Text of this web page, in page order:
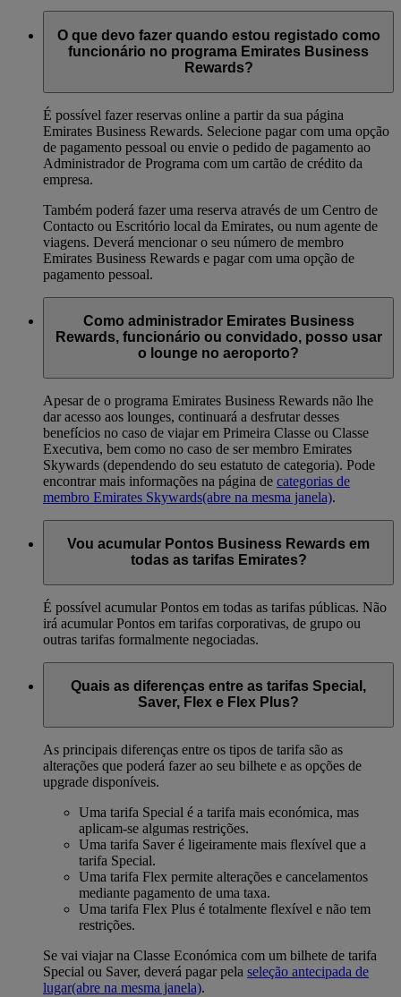
O que devo fazer quando estou registado como
funcionário no programa Emirates Business
Rewards?
É possível fazer reservas online a partir da sua página
Emirates Business Rewards. Selecione pagar com uma opção
de pagamento pessoal ou envie o pedido de pagamento ao
Administrador de Programa com um cartão de crédito da
empresa.
Também poderá fazer uma reserva através de um Centro de
Contacto ou Escritório local da Emirates, ou num agente de
viagens. Deverá mencionar o seu número de membro
Emirates Business Rewards e pagar com uma opção de
pagamento pessoal.
Como administrador Emirates Business
Rewards, funcionário ou convidado, posso usar
o lounge no aeroporto?
Apesar de o programa Emirates Business Rewards não lhe
dar acesso aos lounges, continuará a desfrutar desses
benefícios no caso de viajar em Primeira Classe ou Classe
Executiva, bem como no caso de ser membro Emirates
Skywards (dependendo do seu estatuto de categoria). Pode
encontrar mais informações na página de categorias de
membro Emirates Skywards(abre na mesma janela).
Vou acumular Pontos Business Rewards em
todas as tarifas Emirates?
É possível acumular Pontos em todas as tarifas públicas. Não
irá acumular Pontos em tarifas corporativas, de grupo ou
outras tarifas formalmente negociadas.
Quais as diferenças entre as tarifas Special,
Saver, Flex e Flex Plus?
As principais diferenças entre os tipos de tarifa são as
alterações que poderá fazer ao seu bilhete e as opções de
upgrade disponíveis.
Uma tarifa Special é a tarifa mais económica, mas
aplicam-se algumas restrições.
Uma tarifa Saver é ligeiramente mais flexível que a
tarifa Special.
Uma tarifa Flex permite alterações e cancelamentos
mediante pagamento de uma taxa.
Uma tarifa Flex Plus é totalmente flexível e não tem
restrições.
Se vai viajar na Classe Económica com um bilhete de tarifa
Special ou Saver, deverá pagar pela seleção antecipada de
lugar(abre na mesma janela).